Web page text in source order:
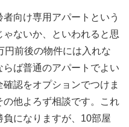
向け専用アパートという
ないか、といわれると思
円前後の物件には入れな
ば普通のアパートでよい
認をオプションでつけま
他よろず相談です。これ
になりますが、10部屋